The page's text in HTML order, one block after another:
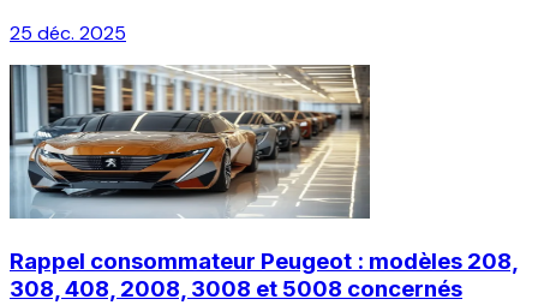
25 déc. 2025
Rappel consommateur Peugeot : modèles 208,
308, 408, 2008, 3008 et 5008 concernés